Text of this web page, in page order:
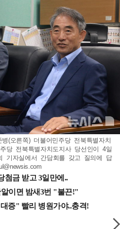
(오른쪽) 더불어민주당 전북특별자치
당 전북특별자치도지사 당선인이 4일
기자실에서 간담회를 갖고 질의에 답